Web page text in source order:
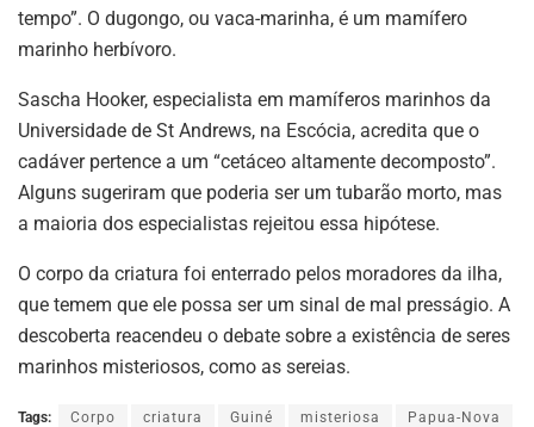
tempo”. O dugongo, ou vaca-marinha, é um mamífero
marinho herbívoro.
Sascha Hooker, especialista em mamíferos marinhos da
Universidade de St Andrews, na Escócia, acredita que o
cadáver pertence a um “cetáceo altamente decomposto”.
Alguns sugeriram que poderia ser um tubarão morto, mas
a maioria dos especialistas rejeitou essa hipótese.
O corpo da criatura foi enterrado pelos moradores da ilha,
que temem que ele possa ser um sinal de mal presságio. A
descoberta reacendeu o debate sobre a existência de seres
marinhos misteriosos, como as sereias.
Tags: Corpo criatura Guiné misteriosa Papua-Nova